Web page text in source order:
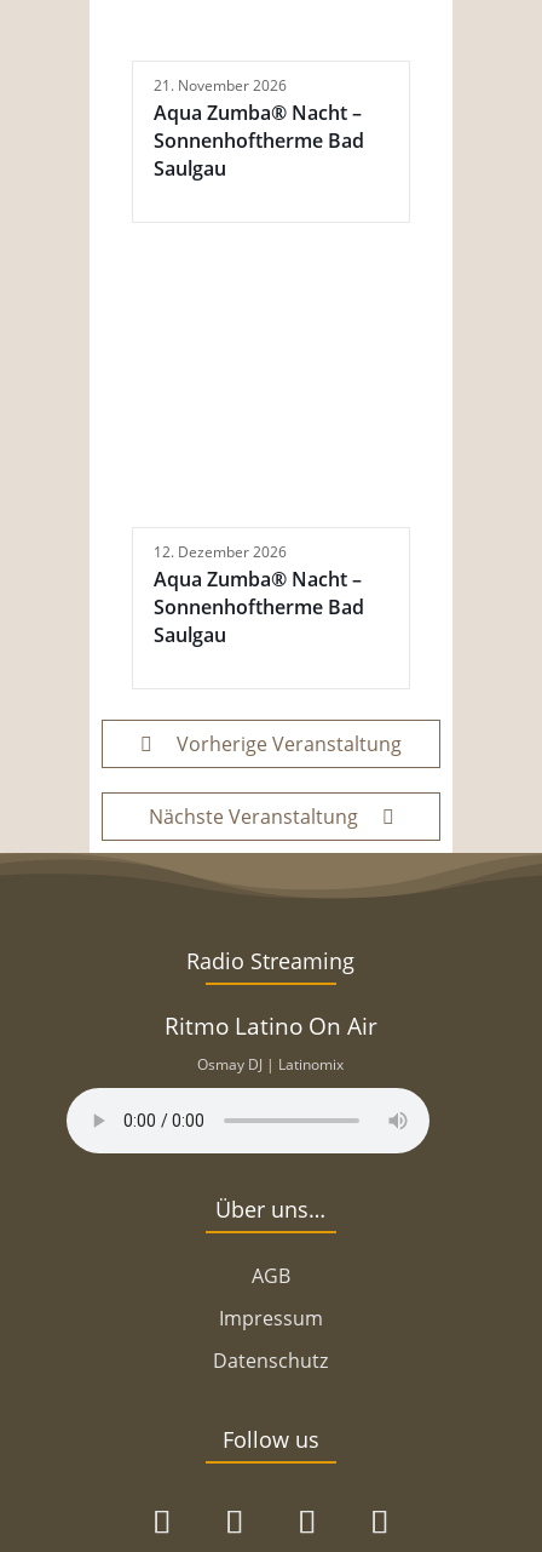
21. November 2026
Aqua Zumba® Nacht –
Sonnenhoftherme Bad
Saulgau
12. Dezember 2026
Aqua Zumba® Nacht –
Sonnenhoftherme Bad
Saulgau
Vorherige Veranstaltung
Nächste Veranstaltung
Radio Streaming
Ritmo Latino On Air
Osmay DJ | Latinomix
Über uns…
AGB
Impressum
Datenschutz
Follow us